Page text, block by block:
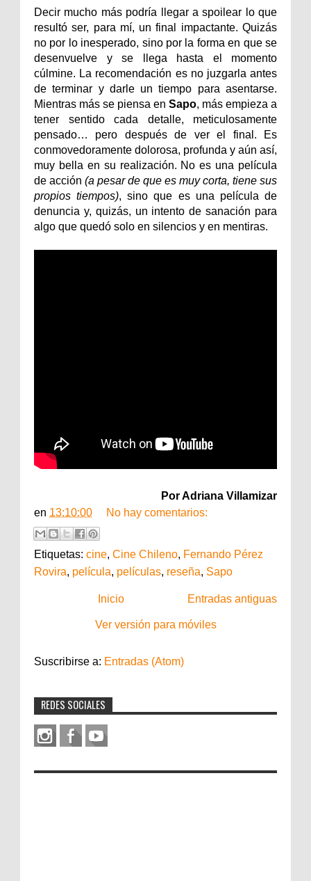
Decir mucho más podría llegar a spoilear lo que
resultó ser, para mí, un final impactante. Quizás
no por lo inesperado, sino por la forma en que se
desenvuelve y se llega hasta el momento
cúlmine. La recomendación es no juzgarla antes
de terminar y darle un tiempo para asentarse.
Mientras más se piensa en Sapo, más empieza a
tener sentido cada detalle, meticulosamente
pensado… pero después de ver el final. Es
conmovedoramente dolorosa, profunda y aún así,
muy bella en su realización. No es una película
de acción (a pesar de que es muy corta, tiene sus
propios tiempos), sino que es una película de
denuncia y, quizás, un intento de sanación para
algo que quedó solo en silencios y en mentiras.
Por Adriana Villamizar
en 13:10:00 No hay comentarios:
Etiquetas: cine, Cine Chileno, Fernando Pérez
Rovira, película, películas, reseña, Sapo
Entradas antiguas
Inicio
Ver versión para móviles
Suscribirse a: Entradas (Atom)
REDES SOCIALES